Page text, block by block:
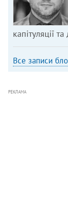
капітуляції
Все записи
РЕКЛАМА